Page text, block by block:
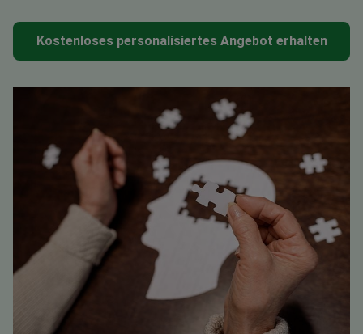
Kostenloses personalisiertes Angebot erhalten